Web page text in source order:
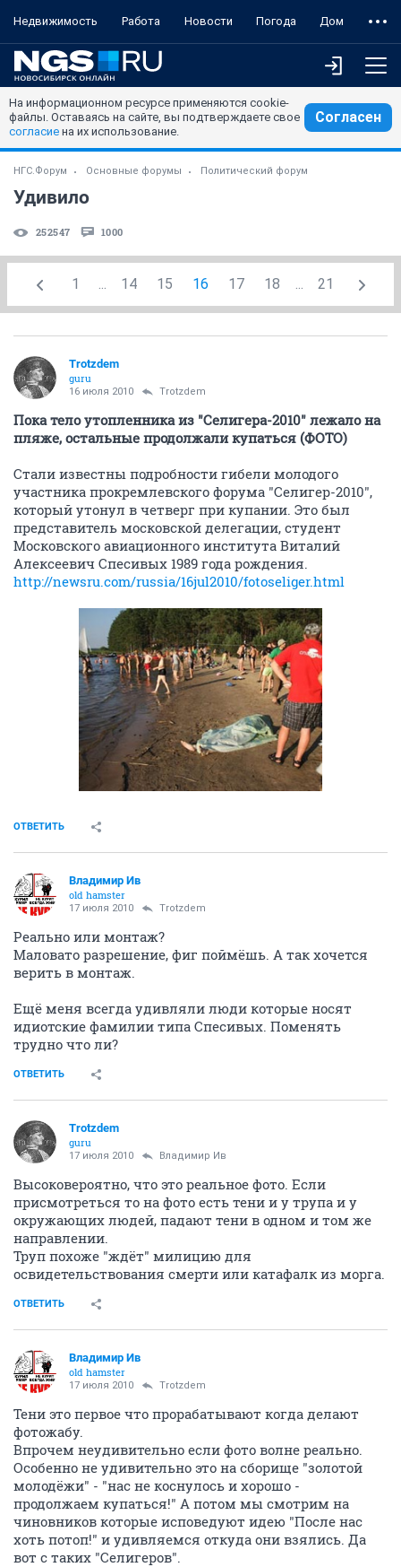
Недвижимость Работа Новости Погода Дом
На информационном ресурсе применяются cookie-
файлы. Оставаясь на сайте, вы подтверждаете свое
согласие на их использование.
Согласен
НГС.Форум Основные форумы Политический форум
Удивило
252547 1000
1 ... 14 15 16 17 18 ... 21
Trotzdem
guru
16 июля 2010 Trotzdem
Пока тело утопленника из "Селигера-2010" лежало на
пляже, остальные продолжали купаться (ФОТО)
Стали известны подробности гибели молодого
участника прокремлевского форума "Селигер-2010",
который утонул в четверг при купании. Это был
представитель московской делегации, студент
Московского авиационного института Виталий
Алексеевич Спесивых 1989 года рождения.
http://newsru.com/russia/16jul2010/fotoseliger.html
ОТВЕТИТЬ
Владимир Ив
old hamster
17 июля 2010 Trotzdem
Реально или монтаж?
Маловато разрешение, фиг поймёшь. А так хочется
верить в монтаж.
Ещё меня всегда удивляли люди которые носят
идиотские фамилии типа Спесивых. Поменять
трудно что ли?
ОТВЕТИТЬ
Trotzdem
guru
17 июля 2010 Владимир Ив
Высоковероятно, что это реальное фото. Если
присмотреться то на фото есть тени и у трупа и у
окружающих людей, падают тени в одном и том же
направлении.
Труп похоже "ждёт" милицию для
освидетельствования смерти или катафалк из морга.
ОТВЕТИТЬ
Владимир Ив
old hamster
17 июля 2010 Trotzdem
Тени это первое что прорабатывают когда делают
фотожабу.
Впрочем неудивительно если фото волне реально.
Особенно не удивительно это на сборище "золотой
молодёжи" - "нас не коснулось и хорошо -
продолжаем купаться!" А потом мы смотрим на
чиновников которые исповедуют идею "После нас
хоть потоп!" и удивляемся откуда они взялись. Да
вот с таких "Селигеров".